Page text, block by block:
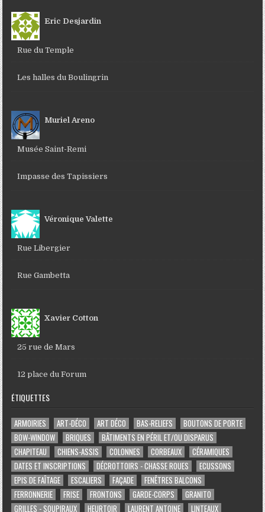
Eric Desjardin
Rue du Temple
Les halles du Boulingrin
Muriel Areno
Musée Saint-Remi
Impasse des Tapissiers
Véronique Valette
Rue Libergier
Rue Gambetta
Xavier Cotton
25 rue de Mars
12 place du Forum
ÉTIQUETTES
ARMOIRIES ART-DÉCO ART DÉCO BAS-RELIEFS
BOUTONS DE PORTE
BOW-WINDOW
BRIQUES
BÂTIMENTS EN PÉRIL ET/OU DISPARUS
CHAPITEAU
CHIENS-ASSIS COLONNES CORBEAUX
CÉRAMIQUES
DATES ET INSCRIPTIONS
DÉCROTTOIRS - CHASSE ROUES
ECUSSONS
EPIS DE FAÎTAGE
ESCALIERS FAÇADE
FENÊTRES BALCONS
FERRONNERIE
FRISE FRONTONS GARDE-CORPS
GRANITO
GRILLES - SOUPIRAUX
HEURTOIR LAURENT ANTOINE LINTEAUX